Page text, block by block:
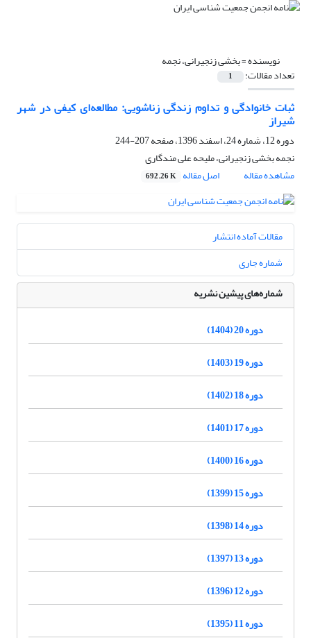
نویسنده =بخشی زنجیرانی، نجمه
تعداد مقالات: 1
ثبات خانوادگی و تداوم زندگی زناشویی: مطالعه‌ای کیفی در شهر
شیراز
دوره 12، شماره 24، اسفند 1396، صفحه
207-244
نجمه بخشی زنجیرانی، ملیحه علی مندگاری
مشاهده مقاله
اصل مقاله 692.26 K
مقالات آماده انتشار
شماره جاری
شماره‌های پیشین نشریه
دوره 20 (1404)
دوره 19 (1403)
دوره 18 (1402)
دوره 17 (1401)
دوره 16 (1400)
دوره 15 (1399)
دوره 14 (1398)
دوره 13 (1397)
دوره 12 (1396)
دوره 11 (1395)